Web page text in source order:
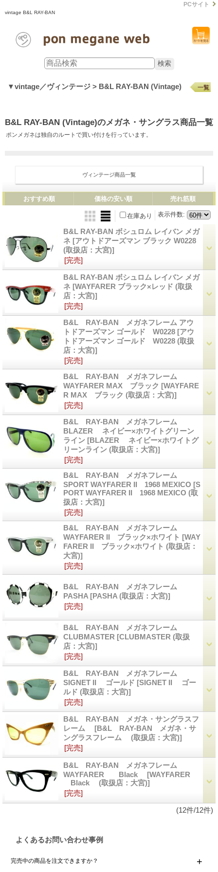
vintage B&L RAY-BAN
PCサイト
▼vintage／ヴィンテージ > B&L RAY-BAN (Vintage)
B&L RAY-BAN (Vintage)のメガネ・サングラス商品一覧
ポンメガネは独自のルートで買い付けを行っています。
ヴィンテージ商品一覧
一覧
おすすめ順 価格の安い順 売れ筋順
表示件数:
在庫あり
B&L RAY-BAN ボシュロム レイバン メガ
ネ [アウトドアーズマン ブラック W0228
(取扱店：大宮)]
[完売]
B&L RAY-BAN ボシュロム レイバン メガ
ネ [WAYFARER ブラック×レッド (取扱
店：大宮)]
[完売]
B&L RAY-BAN メガネフレーム アウ
トドアーズマン ゴールド W0228 [アウ
トドアーズマン ゴールド W0228 (取扱
店：大宮)]
[完売]
B&L RAY-BAN メガネフレーム
WAYFARER MAX ブラック [WAYFARE
R MAX ブラック (取扱店：大宮)]
[完売]
B&L RAY-BAN メガネフレーム
BLAZER ネイビー×ホワイトグリーン
ライン [BLAZER ネイビー×ホワイトグ
リーンライン (取扱店：大宮)]
[完売]
B&L RAY-BAN メガネフレーム
SPORT WAYFARER II 1968 MEXICO [S
PORT WAYFARER II 1968 MEXICO (取
扱店：大宮)]
[完売]
B&L RAY-BAN メガネフレーム
WAYFARER II ブラック×ホワイト [WAY
FARER II ブラック×ホワイト (取扱店：
大宮)]
[完売]
B&L RAY-BAN メガネフレーム
PASHA [PASHA (取扱店：大宮)]
[完売]
B&L RAY-BAN メガネフレーム
CLUBMASTER [CLUBMASTER (取扱
店：大宮)]
[完売]
B&L RAY-BAN メガネフレーム
SIGNET II ゴールド [SIGNET II ゴー
ルド (取扱店：大宮)]
[完売]
B&L RAY-BAN メガネ・サングラスフ
レーム [B&L RAY-BAN メガネ・サ
ングラスフレーム (取扱店：大宮)]
[完売]
B&L RAY-BAN メガネフレーム
WAYFARER Black [WAYFARER
Black (取扱店：大宮)]
[完売]
(12件/12件)
よくあるお問い合わせ事例
完売中の商品を注文できますか？